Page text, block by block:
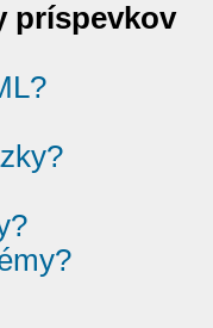
príspevkov